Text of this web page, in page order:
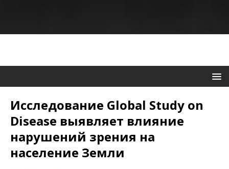
Исследование Global Study on
Disease выявляет влияние
нарушений зрения на
население Земли